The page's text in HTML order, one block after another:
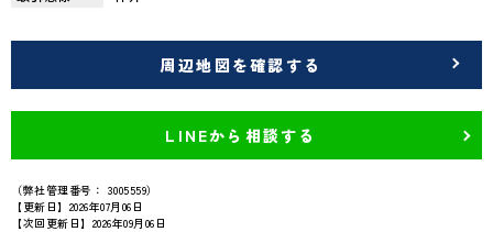
周辺地図を確認する
LINEから相談する
（弊社管理番号： 3005559）
【更新日】2026年07月06日
【次回更新日】2026年09月06日